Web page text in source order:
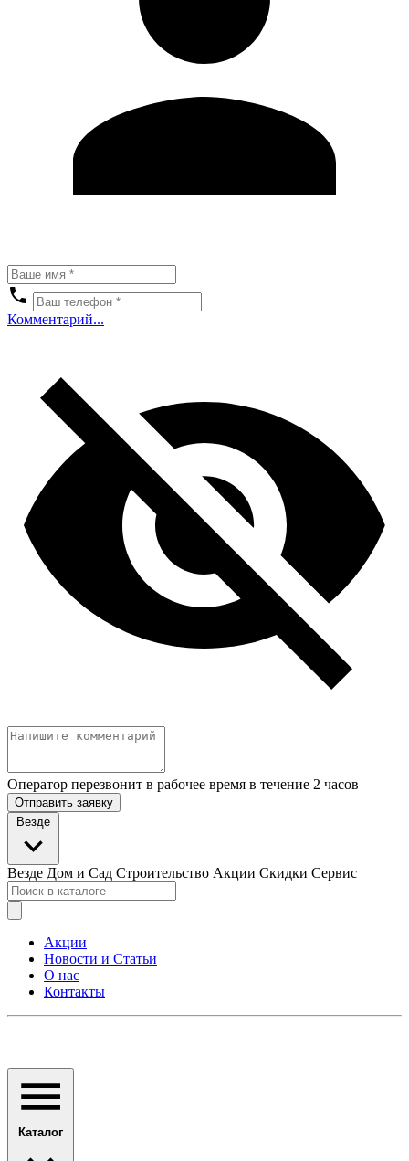
Комментарий...
Оператор перезвонит в рабочее время в течение 2 часов
Отправить заявку
Везде
Везде Дом и Сад Строительство Акции Скидки Сервис
Акции
Новости и Статьи
О нас
Контакты
Каталог